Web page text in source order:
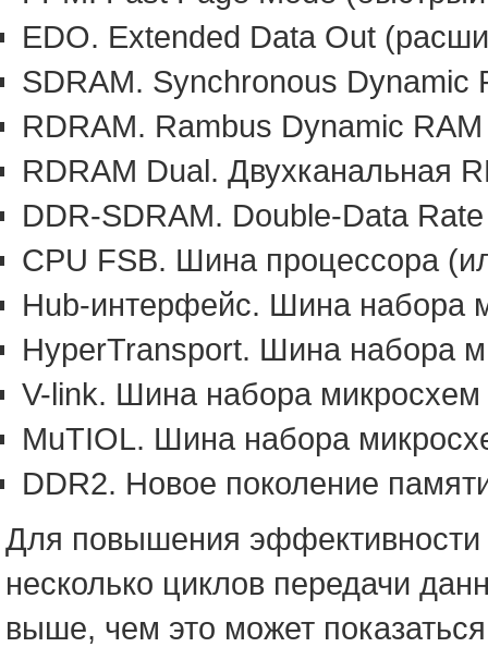
EDO. Extended Data Out
SDRAM. Synchronous
RDRAM. Rambus Dynamic
RDRAM Dual. Двухканальная
DDR-SDRAM. Double-Data
CPU FSB. Шина процессора
Hub-интерфейс. Шина набора
HyperTransport. Шина набора
V-link. Шина набора микросхем
MuTIOL. Шина набора
DDR2. Новое поколение
Для повышения эффективности
несколько циклов передачи
выше, чем это может